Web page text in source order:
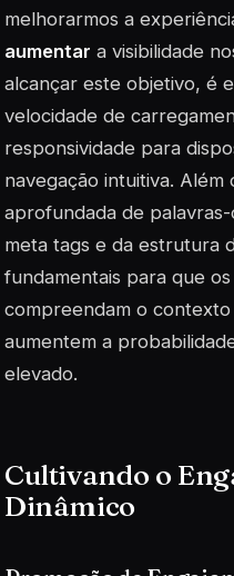
melhorarmos a
aumentar a visibilidade
alcançar este objetivo, é
velocidade de
responsividade para
navegação intuitiva. Além
aprofundada de
meta tags e da estrutura
fundamentais para que
compreendam o contexto
aumentem a
elevado.
Cultivando o
Dinâmico